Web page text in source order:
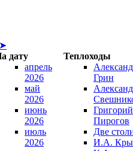
дату
Теплоходы
апрель
2026
май
2026
июнь
2026
июль
2026
Грин
Григорий
Пирогов
Две
И.А.